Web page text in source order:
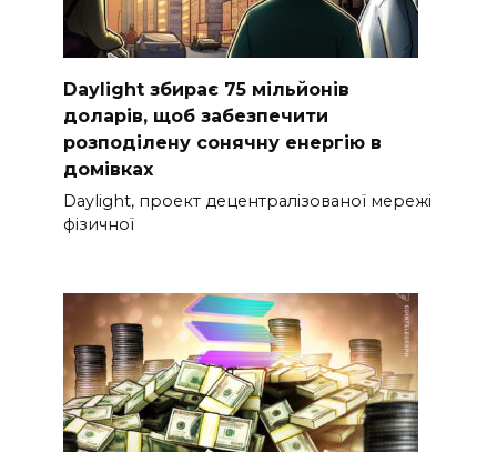
Daylight збирає 75 мільйонів
доларів, щоб забезпечити
розподілену сонячну енергію в
домівках
Daylight, проект децентралізованої мережі
фізичної